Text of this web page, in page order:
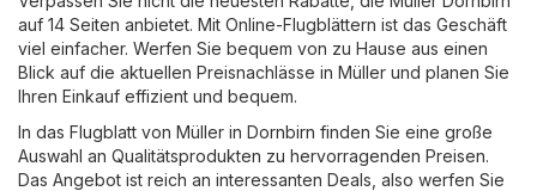
auf 14 Seiten anbietet. Mit Online-Flugblättern ist das Geschäft
viel einfacher. Werfen Sie bequem von zu Hause aus einen
Blick auf die aktuellen Preisnachlässe in Müller und planen Sie
Ihren Einkauf effizient und bequem.
In das Flugblatt von Müller in Dornbirn finden Sie eine große
Auswahl an Qualitätsprodukten zu hervorragenden Preisen.
Das Angebot ist reich an interessanten Deals, also werfen Sie